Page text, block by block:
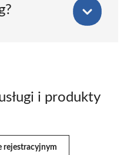
i produkty
rejestracyjnym